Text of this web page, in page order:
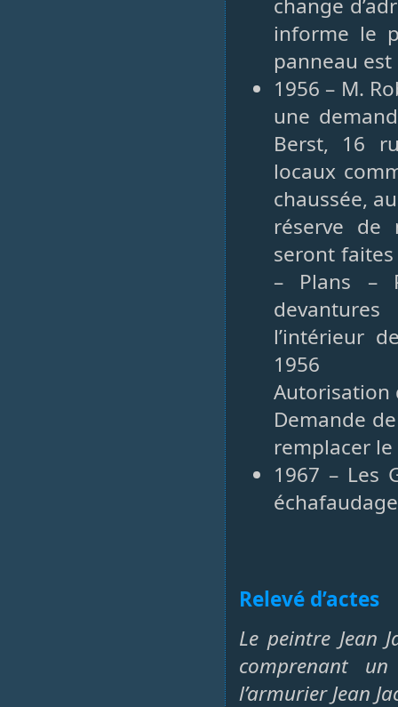
change
informe le
panneau
1956 – M.
une
Berst, 16
locaux
chaussée,
réserve de
seront
– Plans –
l’intérieur
1956
Autorisation
Demande
remplacer
1967 – Les
Relevé d’actes
Le peintre Jean
comprenant
l’armurier Jean